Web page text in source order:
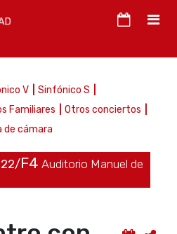
V
Sinfónico S
Familiares
Otros conciertos
de cámara
F4 Auditorio Manuel de